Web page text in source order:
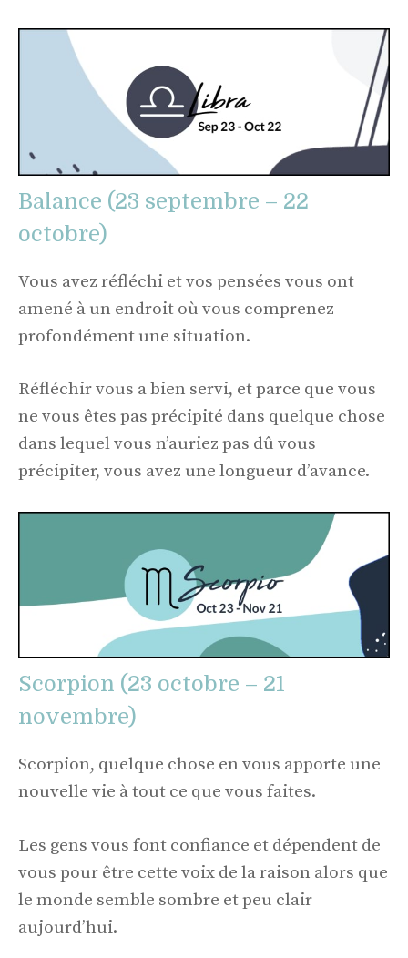
Balance (23 septembre – 22
octobre)
Vous avez réfléchi et vos pensées vous ont
amené à un endroit où vous comprenez
profondément une situation.
Réfléchir vous a bien servi, et parce que vous
ne vous êtes pas précipité dans quelque chose
dans lequel vous n’auriez pas dû vous
précipiter, vous avez une longueur d’avance.
Scorpion (23 octobre – 21
novembre)
Scorpion, quelque chose en vous apporte une
nouvelle vie à tout ce que vous faites.
Les gens vous font confiance et dépendent de
vous pour être cette voix de la raison alors que
le monde semble sombre et peu clair
aujourd’hui.